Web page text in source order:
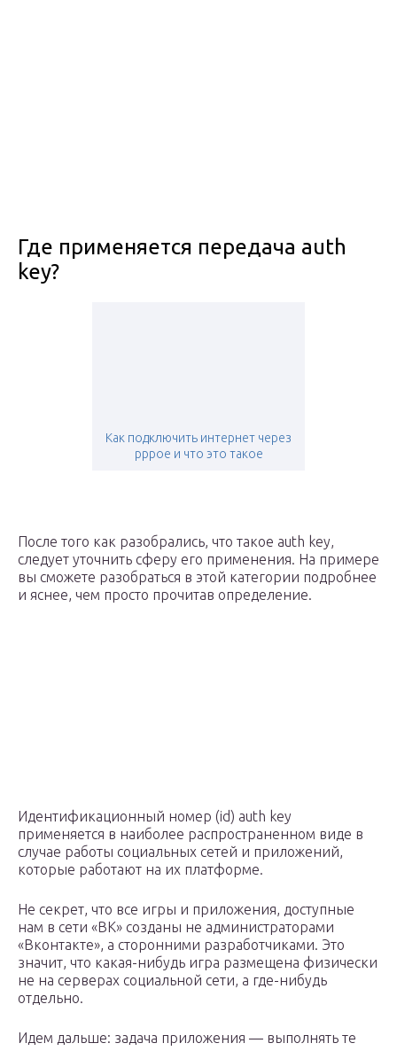
Где применяется передача auth
key?
Как подключить интернет через
pppoe и что это такое
После того как разобрались, что такое auth key,
следует уточнить сферу его применения. На примере
вы сможете разобраться в этой категории подробнее
и яснее, чем просто прочитав определение.
Идентификационный номер (id) auth key
применяется в наиболее распространенном виде в
случае работы социальных сетей и приложений,
которые работают на их платформе.
Не секрет, что все игры и приложения, доступные
нам в сети «ВК» созданы не администраторами
«Вконтакте», а сторонними разработчиками. Это
значит, что какая-нибудь игра размещена физически
не на серверах социальной сети, а где-нибудь
отдельно.
Идем дальше: задача приложения — выполнять те